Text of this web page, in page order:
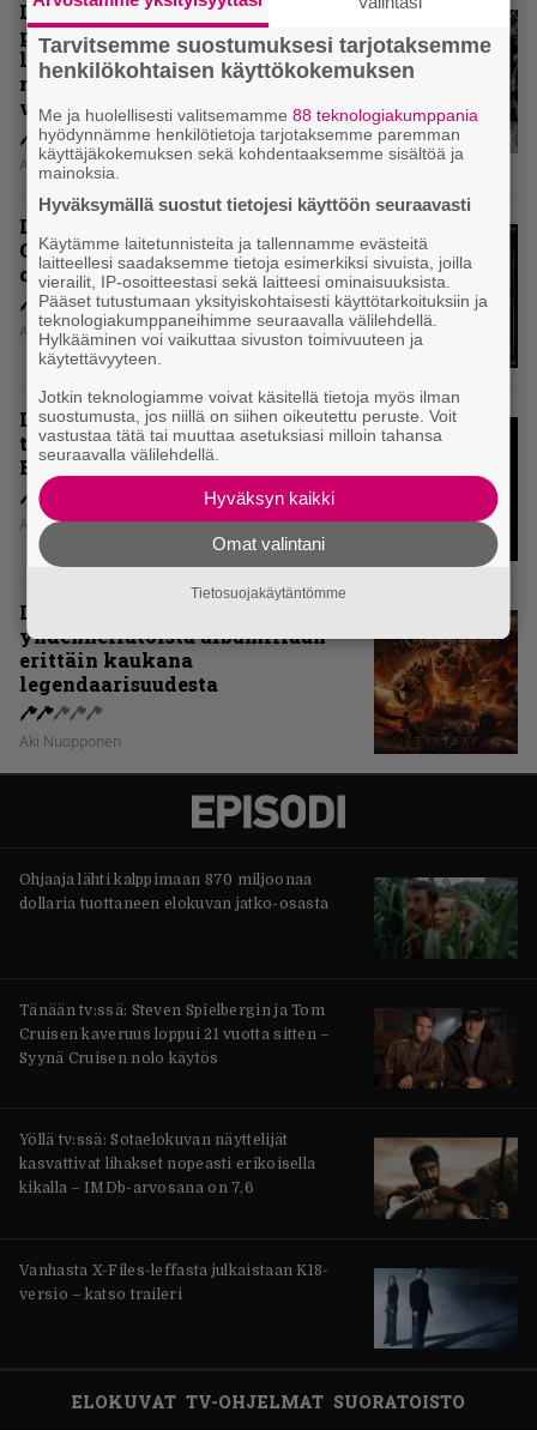
Levyarvio: Coronerin
paluualbumi 32 vuotta edellisen
levytyksen jälkeen ei voi
mitenkään täyttää odotuksia. Vai
voiko?
Aki Nuopponen
Levyarvio: Dirkschneider & The
Old Gang -albumista ei aina tiedä,
onko se tosissaan tehty vai ei
Aki Nuopponen
Levyarvio: Onko Steelbound jo
täydellisintä mahdollista Battle
Beastia?
Aki Nuopponen
Levyarvio: Sabaton on
yhdennellätoista albumillaan
erittäin kaukana
legendaarisuudesta
Aki Nuopponen
Ohjaaja lähti kalppimaan 870 miljoonaa
dollaria tuottaneen elokuvan jatko-osasta
Tänään tv:ssä: Steven Spielbergin ja Tom
Cruisen kaveruus loppui 21 vuotta sitten –
Syynä Cruisen nolo käytös
Yöllä tv:ssä: Sotaelokuvan näyttelijät
kasvattivat lihakset nopeasti erikoisella
kikalla – IMDb-arvosana on 7,6
Vanhasta X-Files-leffasta julkaistaan K18-
versio – katso traileri
ELOKUVAT TV-OHJELMAT SUORATOISTO
Tarvitsemme suostumuksesi tarjotaksemme
henkilökohtaisen käyttökokemuksen
Me ja huolellisesti valitsemamme88 teknologiakumppania
hyödynnämme henkilötietoja tarjotaksemme paremman
käyttäjäkokemuksen sekä kohdentaaksemme sisältöä ja
mainoksia.
Hyväksymällä suostut tietojesi käyttöön seuraavasti
Käytämme laitetunnisteita ja tallennamme evästeitä
laitteellesi saadaksemme tietoja esimerkiksi sivuista, joilla
vierailit, IP-osoitteestasi sekä laitteesi ominaisuuksista.
Pääset tutustumaan yksityiskohtaisesti käyttötarkoituksiin ja
teknologiakumppaneihimme seuraavalla välilehdellä.
Hylkääminen voi vaikuttaa sivuston toimivuuteen ja
käytettävyyteen.
Jotkin teknologiamme voivat käsitellä tietoja myös ilman
suostumusta, jos niillä on siihen oikeutettu peruste. Voit
vastustaa tätä tai muuttaa asetuksiasi milloin tahansa
seuraavalla välilehdellä.
Hyväksyn kaikki
Omat valintani
Tietosuojakäytäntömme